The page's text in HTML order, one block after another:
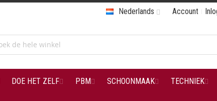
Account
Nederlands
DOE HET ZELF PBM SCHOONMAAK TECHNIEK